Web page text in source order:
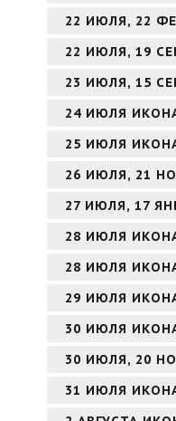
22 ИЮЛЯ, 22
22 ИЮЛЯ, 19
23 ИЮЛЯ, 15
24 ИЮЛЯ
25 ИЮЛЯ
26 ИЮЛЯ, 21
27 ИЮЛЯ, 17
28 ИЮЛЯ
28 ИЮЛЯ
29 ИЮЛЯ
30 ИЮЛЯ
30 ИЮЛЯ, 20
31 ИЮЛЯ